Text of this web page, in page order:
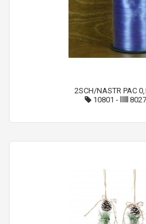
2SCH/NASTR PAC
10801 -